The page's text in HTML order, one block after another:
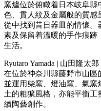
窯爐位於俯瞰着日本岐阜縣
色、貫人紋及金屬般的質
從中找到昔日器皿的情懷
素及保留着溫暖的手作痕跡
生活。
Ryutaro Yamada | 山田隆太郎
在位於神奈川縣藤野市山
並運用柴窯、燈油窯、氣
土的粗獷風格，亦能平衡工
續陶藝創作。